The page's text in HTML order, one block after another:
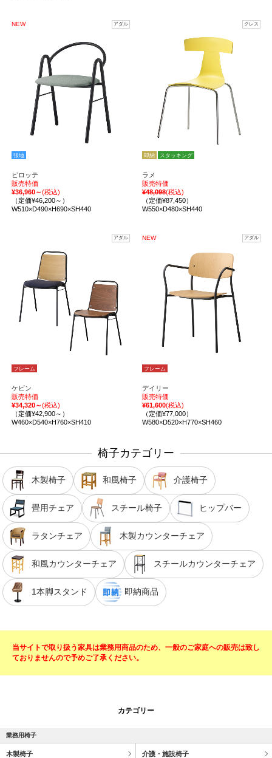
NEW アダル
張地
ピロッテ
販売特価
¥36,960～(税込)
（定価¥46,200～）
W510×D490×H690×SH440
クレス
即納 スタッキング
ラメ
販売特価
¥48,098(税込)
（定価¥87,450）
W550×D480×SH440
アダル
フレーム
ケビン
販売特価
¥34,320～(税込)
（定価¥42,900～）
W460×D540×H760×SH410
NEW アダル
フレーム
デイリー
販売特価
¥61,600(税込)
（定価¥77,000）
W580×D520×H770×SH460
椅子カテゴリー
木製椅子 和風椅子 介護椅子
畳用チェア スチール椅子 ヒップバー
ラタンチェア 木製カウンターチェア
和風カウンターチェア スチールカウンターチェア
1本脚スタンド 即納商品
当サイトで取り扱う家具は業務用商品のため、一般のご家庭への販売は致し
ておりませんので予めご了承ください。
カテゴリー
業務用椅子
木製椅子 介護・施設椅子